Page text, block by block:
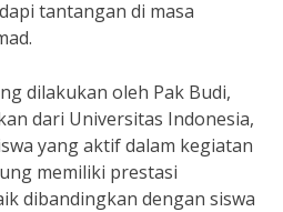
tantangan di masa
dilakukan oleh Pak Budi,
dari Universitas Indonesia,
yang aktif dalam kegiatan
memiliki prestasi
dibandingkan dengan siswa